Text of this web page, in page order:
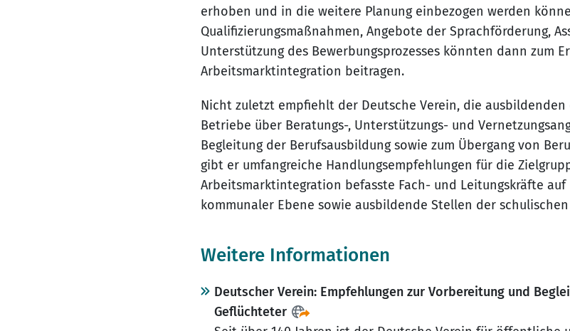
erhoben und in die weitere Planung einbezogen werden
Qualifizierungsmaßnahmen, Angebote der Sprachförderung,
Unterstützung des Bewerbungsprozesses könnten dann zum
Arbeitsmarktintegration beitragen.
Nicht zuletzt empfiehlt der Deutsche Verein, die
Betriebe über Beratungs-, Unterstützungs- und
Begleitung der Berufsausbildung sowie zum Übergang von
gibt er umfangreiche Handlungsempfehlungen für die
Arbeitsmarktintegration befasste Fach- und Leitungskräfte auf
kommunaler Ebene sowie ausbildende Stellen der
Weitere Informationen
Deutscher Verein: Empfehlungen zur Vorbereitung und
Geflüchteter